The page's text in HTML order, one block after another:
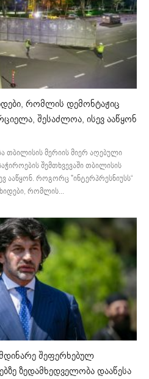
რომლის დემონტაჟიც
შესაძლოა, ისევ ააწყონ
თბილისის მერიის მიერ აღებული
შემთხვევაში თბილისის
ააწყონ. როგორც "ინტერპრესნიუსს“
რომლის...
შეფერხებულ
ზედამხედველობა დააწესა